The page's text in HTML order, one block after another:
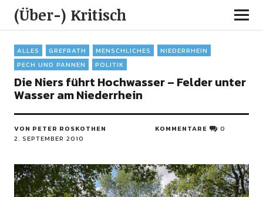
(Über-) Kritisch
ALLES GREFRATH MENSCHLICHES
NIEDERRHEIN
PECH UND PANNEN
POLITIK
Die Niers führt Hochwasser – Felder unter
Wasser am Niederrhein
VON PETER ROSKOTHEN
2. SEPTEMBER 2010
KOMMENTARE 0